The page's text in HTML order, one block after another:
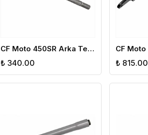
CF Moto 450SR Arka Teker Mili
₺ 340.00 ₺ 815.00